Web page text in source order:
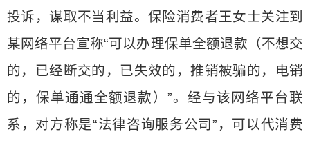
投诉，谋取不当利益。保险消费者王女士关注到
某网络平台宣称“可以办理保单全额退款（不想交
的，已经断交的，已失效的，推销被骗的，电销
的，保单通通全额退款）”。经与该网络平台联
系，对方称是“法律咨询服务公司”，可以代消费